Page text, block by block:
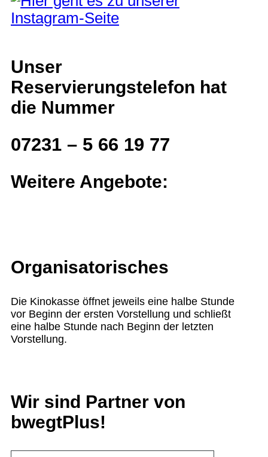
Unser
Reservierungstelefon hat
die Nummer
07231 – 5 66 19 77
Weitere Angebote:
Organisatorisches
Die Kinokasse öffnet jeweils eine halbe Stunde
vor Beginn der ersten Vorstellung und schließt
eine halbe Stunde nach Beginn der letzten
Vorstellung.
Wir sind Partner von
bwegtPlus!